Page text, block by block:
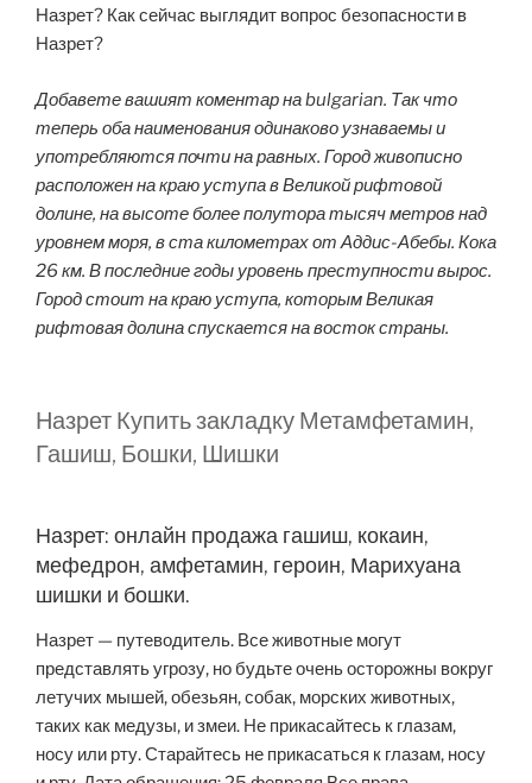
Назрет? Как сейчас выглядит вопрос безопасности в
Назрет?
Добавете вашият коментар на bulgarian. Так что
теперь оба наименования одинаково узнаваемы и
употребляются почти на равных. Город живописно
расположен на краю уступа в Великой рифтовой
долине, на высоте более полутора тысяч метров над
уровнем моря, в ста километрах от Аддис-Абебы. Кока
26 км. В последние годы уровень преступности вырос.
Город стоит на краю уступа, которым Великая
рифтовая долина спускается на восток страны.
Назрет Купить закладку Метамфетамин,
Гашиш, Бошки, Шишки
Назрет: онлайн продажа гашиш, кокаин,
мефедрон, амфетамин, героин, Марихуана
шишки и бошки.
Назрет — путеводитель. Все животные могут
представлять угрозу, но будьте очень осторожны вокруг
летучих мышей, обезьян, собак, морских животных,
таких как медузы, и змеи. Не прикасайтесь к глазам,
носу или рту. Старайтесь не прикасаться к глазам, носу